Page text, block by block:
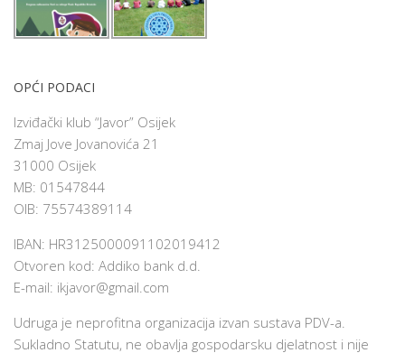
OPĆI PODACI
Izviđački klub “Javor” Osijek
Zmaj Jove Jovanovića 21
31000 Osijek
MB: 01547844
OIB: 75574389114
IBAN: HR3125000091102019412
Otvoren kod: Addiko bank d.d.
E-mail: ikjavor@gmail.com
Udruga je neprofitna organizacija izvan sustava PDV-a.
Sukladno Statutu, ne obavlja gospodarsku djelatnost i nije